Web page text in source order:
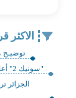
الاكثر
توضيـح
"سونيك 2" أعلى أفلام الأطفال إيراداً في عصر "كورونا"